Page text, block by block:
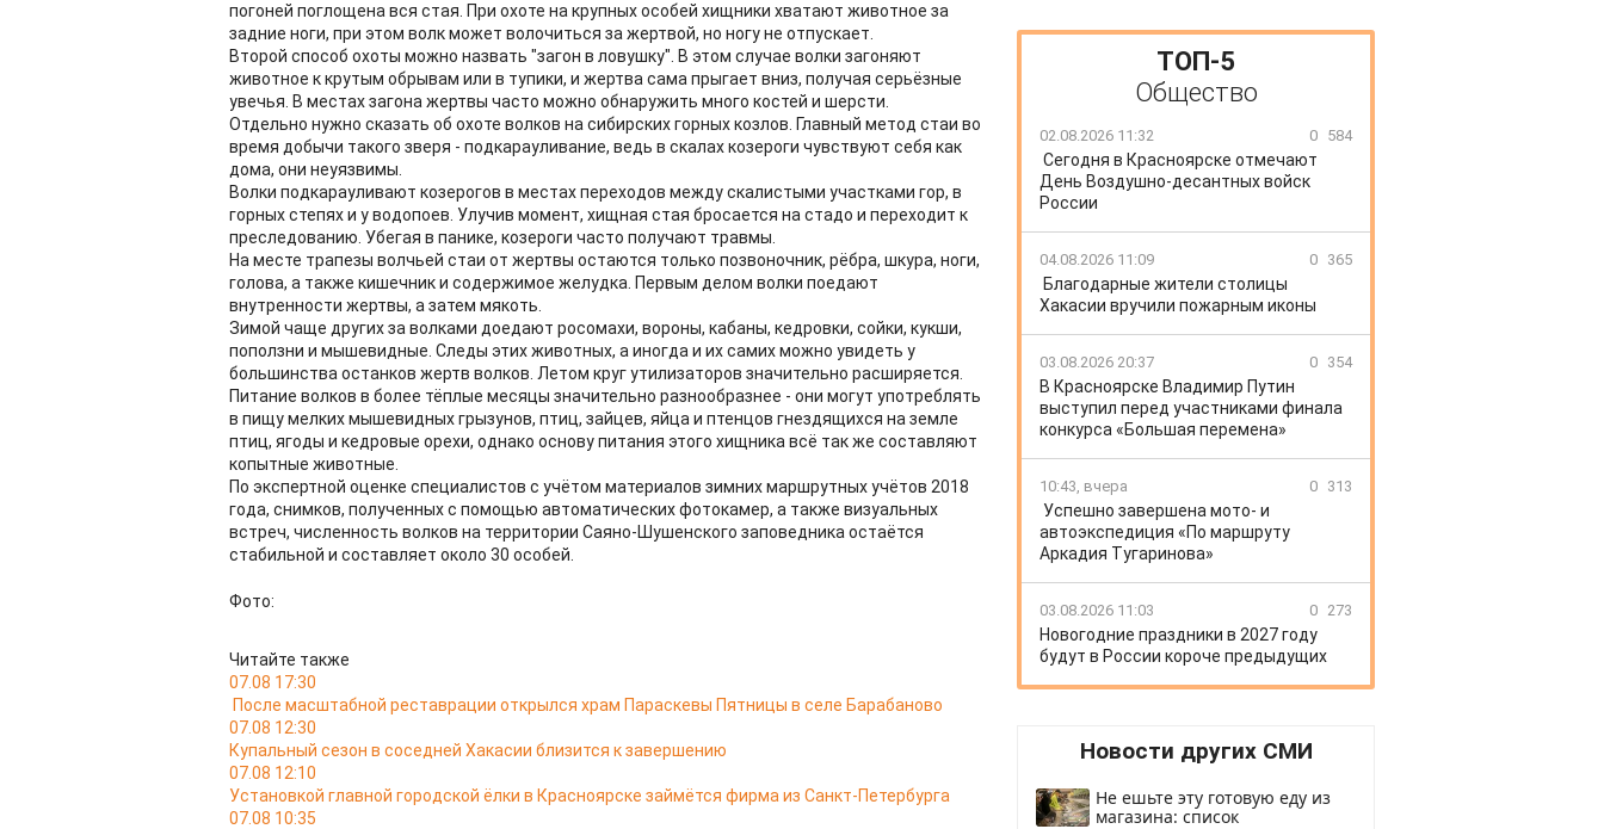
погоней поглощена вся стая. При охоте на крупных особей хищники хватают животное за
задние ноги, при этом волк может волочиться за жертвой, но ногу не отпускает.
Второй способ охоты можно назвать "загон в ловушку". В этом случае волки загоняют
животное к крутым обрывам или в тупики, и жертва сама прыгает вниз, получая серьёзные
увечья. В местах загона жертвы часто можно обнаружить много костей и шерсти.
Отдельно нужно сказать об охоте волков на сибирских горных козлов. Главный метод стаи во
время добычи такого зверя - подкарауливание, ведь в скалах козероги чувствуют себя как
дома, они неуязвимы.
Волки подкарауливают козерогов в местах переходов между скалистыми участками гор, в
горных степях и у водопоев. Улучив момент, хищная стая бросается на стадо и переходит к
преследованию. Убегая в панике, козероги часто получают травмы.
На месте трапезы волчьей стаи от жертвы остаются только позвоночник, рёбра, шкура, ноги,
голова, а также кишечник и содержимое желудка. Первым делом волки поедают
внутренности жертвы, а затем мякоть.
Зимой чаще других за волками доедают росомахи, вороны, кабаны, кедровки, сойки, кукши,
поползни и мышевидные. Следы этих животных, а иногда и их самих можно увидеть у
большинства останков жертв волков. Летом круг утилизаторов значительно расширяется.
Питание волков в более тёплые месяцы значительно разнообразнее - они могут употреблять
в пищу мелких мышевидных грызунов, птиц, зайцев, яйца и птенцов гнездящихся на земле
птиц, ягоды и кедровые орехи, однако основу питания этого хищника всё так же составляют
копытные животные.
По экспертной оценке специалистов с учётом материалов зимних маршрутных учётов 2018
года, снимков, полученных с помощью автоматических фотокамер, а также визуальных
встреч, численность волков на территории Саяно-Шушенского заповедника остаётся
стабильной и составляет около 30 особей.
Фото:
Читайте также
07.08 17:30
После масштабной реставрации открылся храм Параскевы Пятницы в селе Барабаново
07.08 12:30
Купальный сезон в соседней Хакасии близится к завершению
07.08 12:10
Установкой главной городской ёлки в Красноярске займётся фирма из Санкт-Петербурга
07.08 10:35
ТОП-5
Общество
02.08.2026 11:32 0 584
Сегодня в Красноярске отмечают
День Воздушно-десантных войск
России
04.08.2026 11:09 0 365
Благодарные жители столицы
Хакасии вручили пожарным иконы
03.08.2026 20:37 0 354
В Красноярске Владимир Путин
выступил перед участниками финала
конкурса «Большая перемена»
10:43, вчера 0 313
Успешно завершена мото- и
автоэкспедиция «По маршруту
Аркадия Тугаринова»
03.08.2026 11:03 0 273
Новогодние праздники в 2027 году
будут в России короче предыдущих
Новости других СМИ
Не ешьте эту готовую еду из
магазина: список